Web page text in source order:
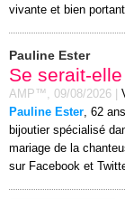
vivante et bien
Pauline Ester
Se serait-
AMP™, 09/08/2026
Pauline Ester, 62
bijoutier spécialisé
mariage de la
sur Facebook et